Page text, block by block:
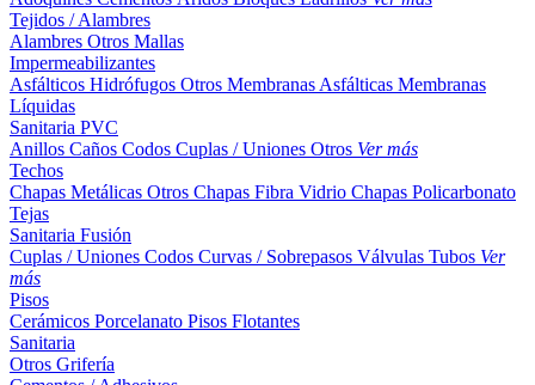
Tejidos / Alambres
Alambres Otros Mallas
Impermeabilizantes
Asfálticos Hidrófugos Otros Membranas Asfálticas Membranas
Líquidas
Sanitaria PVC
Anillos Caños Codos Cuplas / Uniones Otros Ver más
Techos
Chapas Metálicas Otros Chapas Fibra Vidrio Chapas Policarbonato
Tejas
Sanitaria Fusión
Cuplas / Uniones Codos Curvas / Sobrepasos Válvulas Tubos Ver
más
Pisos
Cerámicos Porcelanato Pisos Flotantes
Sanitaria
Otros Grifería